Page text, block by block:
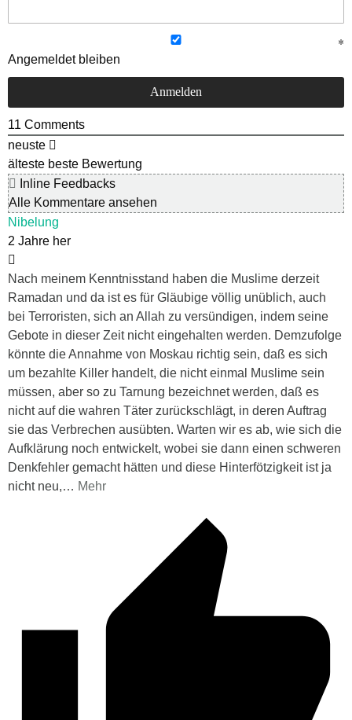
Angemeldet bleiben
11 Comments
neuste
älteste beste Bewertung
Inline Feedbacks
Alle Kommentare ansehen
Nibelung
2 Jahre her
Nach meinem Kenntnisstand haben die Muslime derzeit
Ramadan und da ist es für Gläubige völlig unüblich, auch
bei Terroristen, sich an Allah zu versündigen, indem seine
Gebote in dieser Zeit nicht eingehalten werden. Demzufolge
könnte die Annahme von Moskau richtig sein, daß es sich
um bezahlte Killer handelt, die nicht einmal Muslime sein
müssen, aber so zu Tarnung bezeichnet werden, daß es
nicht auf die wahren Täter zurückschlägt, in deren Auftrag
sie das Verbrechen ausübten. Warten wir es ab, wie sich die
Aufklärung noch entwickelt, wobei sie dann einen schweren
Denkfehler gemacht hätten und diese Hinterfötzigkeit ist ja
nicht neu,… Mehr